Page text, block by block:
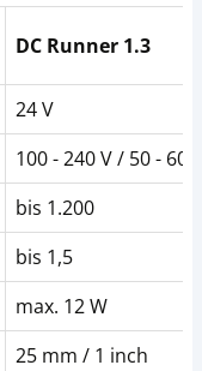
DC Runner 1.3
24 V
100 - 240 V / 50 - 60
bis 1.200
bis 1,5
max. 12 W
25 mm / 1 inch